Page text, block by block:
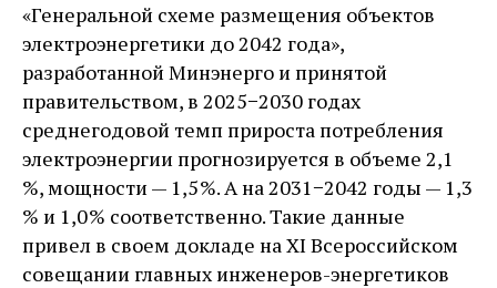
«Генеральной схеме размещения объектов
электроэнергетики до 2042 года»,
разработанной Минэнерго и принятой
правительством, в 2025−2030 годах
среднегодовой темп прироста потребления
электроэнергии прогнозируется в объеме 2,1
%, мощности — ​1,5 %. А на 2031−2042 годы — ​1,3
% и 1,0 % соответственно. Такие данные
привел в своем докладе на XI Всероссийском
совещании главных инженеров-­энергетиков